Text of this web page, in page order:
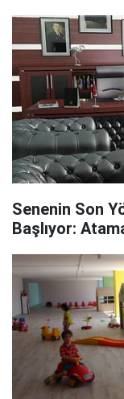
Senenin Son
Başlıyor: